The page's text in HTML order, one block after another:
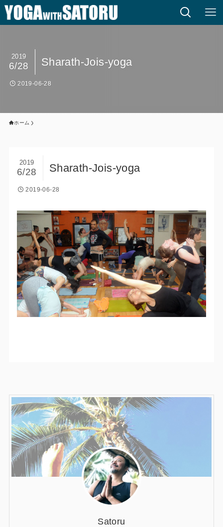
Sharath-Jois-yoga
2019
6/28
2019-06-28
ホーム
Sharath-Jois-yoga
2019
6/28
2019-06-28
Satoru